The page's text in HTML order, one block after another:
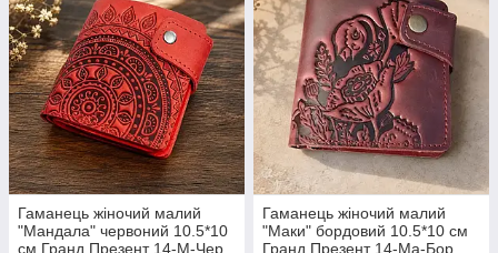
Гаманець жіночий малий
"Мандала" червоний 10.5*10
см Гранд Презент 14-М-Чер
Гаманець жіночий малий
"Маки" бордовий 10.5*10 см
Гранд Презент 14-Ма-Бор